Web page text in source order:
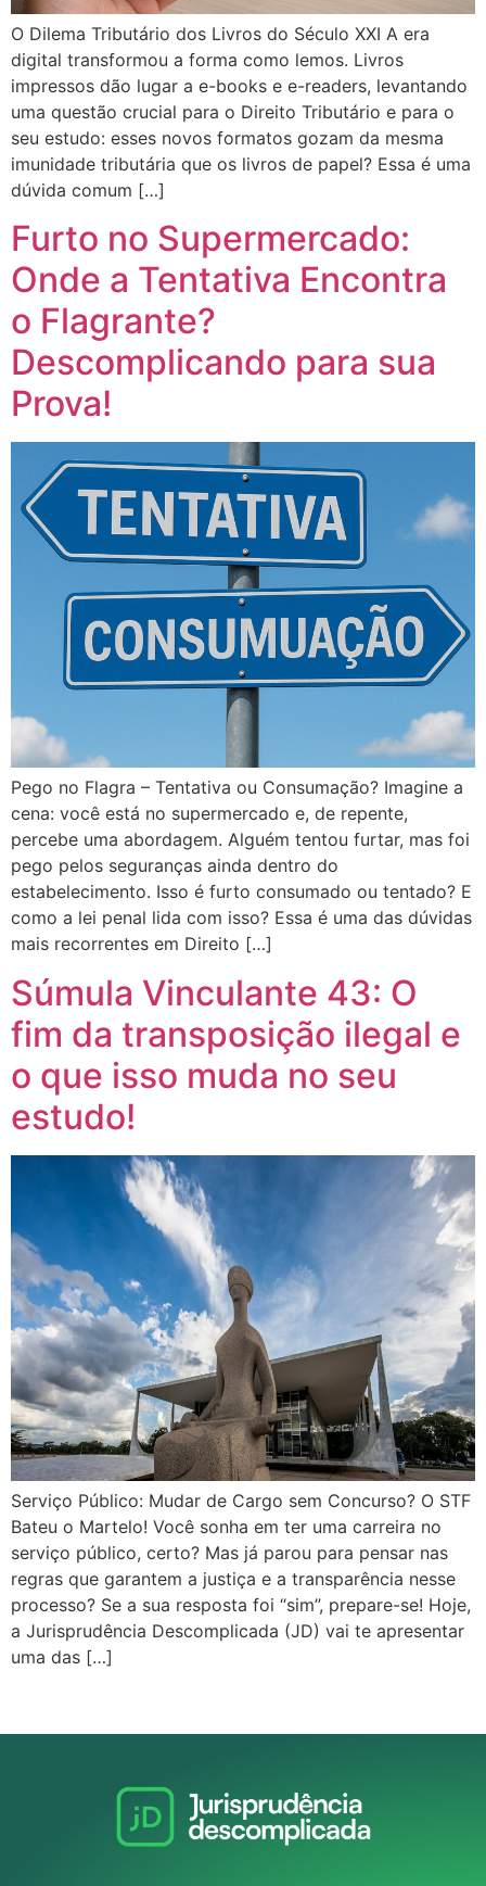
O Dilema Tributário dos Livros do Século XXI A era
digital transformou a forma como lemos. Livros
impressos dão lugar a e-books e e-readers, levantando
uma questão crucial para o Direito Tributário e para o
seu estudo: esses novos formatos gozam da mesma
imunidade tributária que os livros de papel? Essa é uma
dúvida comum […]
Furto no Supermercado:
Onde a Tentativa Encontra
o Flagrante?
Descomplicando para sua
Prova!
Pego no Flagra – Tentativa ou Consumação? Imagine a
cena: você está no supermercado e, de repente,
percebe uma abordagem. Alguém tentou furtar, mas foi
pego pelos seguranças ainda dentro do
estabelecimento. Isso é furto consumado ou tentado? E
como a lei penal lida com isso? Essa é uma das dúvidas
mais recorrentes em Direito […]
Súmula Vinculante 43: O
fim da transposição ilegal e
o que isso muda no seu
estudo!
Serviço Público: Mudar de Cargo sem Concurso? O STF
Bateu o Martelo! Você sonha em ter uma carreira no
serviço público, certo? Mas já parou para pensar nas
regras que garantem a justiça e a transparência nesse
processo? Se a sua resposta foi “sim”, prepare-se! Hoje,
a Jurisprudência Descomplicada (JD) vai te apresentar
uma das […]